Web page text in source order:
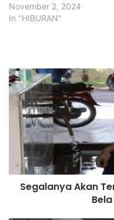
November 2, 2024
In "HIBURAN"
S
e
a
Segalanya Akan